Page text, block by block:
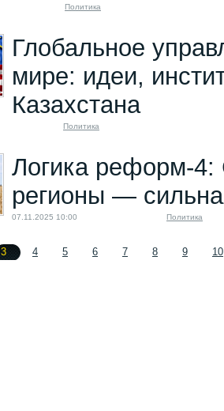
Политика
Глобальное
мире: идеи,
Казахстана
Политика
Логика реформ-
регионы —
07.11.2025 10:00 Политика
3 4 5 6 7 8 9 10